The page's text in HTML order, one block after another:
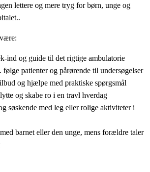
lettere og mere tryg for børn, unge og
ind og guide til det rigtige ambulatorie
følge patienter og pårørende til undersøgelser
og hjælpe med praktiske spørgsmål
og skabe ro i en travl hverdag
søskende med leg eller rolige aktiviteter i
barnet eller den unge, mens forældre taler